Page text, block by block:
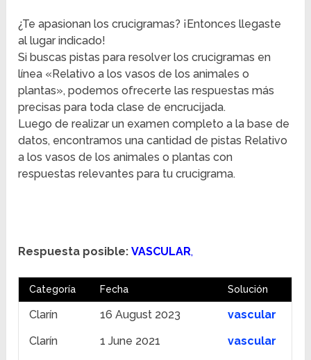
¿Te apasionan los crucigramas? ¡Entonces llegaste
al lugar indicado!
Si buscas pistas para resolver los crucigramas en
línea «Relativo a los vasos de los animales o
plantas», podemos ofrecerte las respuestas más
precisas para toda clase de encrucijada.
Luego de realizar un examen completo a la base de
datos, encontramos una cantidad de pistas Relativo
a los vasos de los animales o plantas con
respuestas relevantes para tu crucigrama.
Respuesta posible: VASCULAR,
Categoría Fecha Solución
Clarín 16 August 2023
vascular
Clarín
1 June 2021
vascular